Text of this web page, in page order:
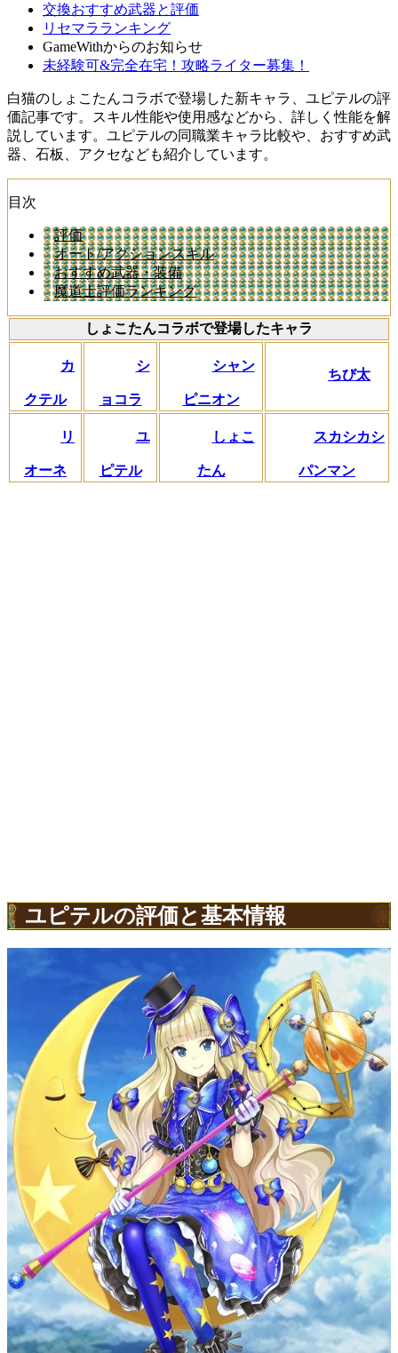
交換おすすめ武器と評価
リセマラランキング
GameWithからのお知らせ
未経験可&完全在宅！攻略ライター募集！
白猫のしょこたんコラボで登場した新キャラ、ユピテルの評
価記事です。スキル性能や使用感などから、詳しく性能を解
説しています。ユピテルの同職業キャラ比較や、おすすめ武
器、石板、アクセなども紹介しています。
目次
評価
オート/アクションスキル
おすすめ武器・装備
魔道士評価ランキング
しょこたんコラボで登場したキャラ
カ
クテル
シ
ョコラ
シャン
ピニオン
ちび太
リ
オーネ
ユ
ピテル
しょこ
たん
スカシカシ
パンマン
ユピテルの評価と基本情報